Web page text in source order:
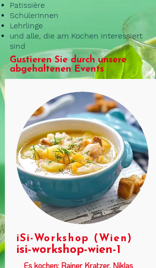
Patissière
SchülerInnen
Lehrlinge
und alle, die am Kochen interessiert
sind
Gustieren Sie durch unsere
abgehaltenen Events
iSi-Workshop (Wien)
isi-workshop-wien-1
Es kochen: Rainer Kratzer, Niklas